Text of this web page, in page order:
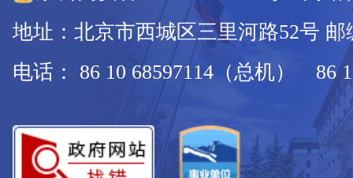
地址：北京市西城区三里河路52号 邮
电话： 86 10 68597114（总机） 86